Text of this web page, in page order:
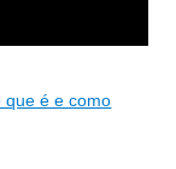
que é e como